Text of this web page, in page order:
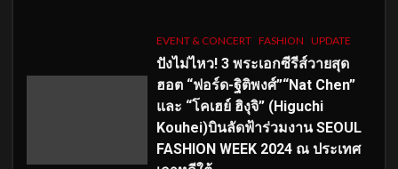
EVENT & CONCERT FASHION UPDATE
ปังไม่ไหว! 3 พระเอกซีรีส์วายสุด
ฮอต “ฟอร์ด-ฐิติพงศ์”“Nat Chen”
และ “โคเฮย์ ฮิงุจิ” (Higuchi
Kouhei)บินลัดฟ้าร่วมงาน SEOUL
FASHION WEEK 2024 ณ ประเทศ